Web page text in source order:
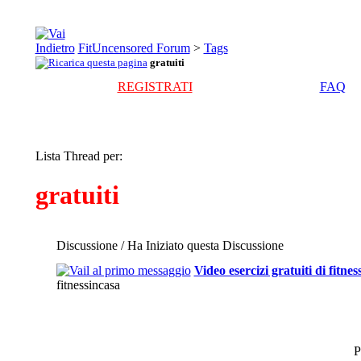
FitUncensored Forum > Tags
gratuiti
REGISTRATI FAQ
Lista Thread per:
gratuiti
Discussione / Ha Iniziato questa Discussione
Video esercizi gratuiti di
fitnessincasa